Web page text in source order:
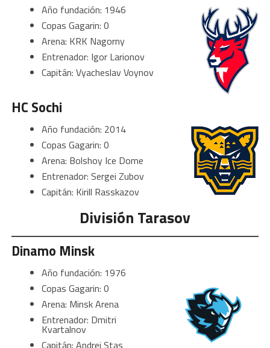
Año fundación: 1946
Copas Gagarin: 0
Arena: KRK Nagorny
Entrenador: Igor Larionov
Capitán: Vyacheslav Voynov
HC Sochi
Año fundación: 2014
Copas Gagarin: 0
Arena: Bolshoy Ice Dome
Entrenador: Sergei Zubov
Capitán: Kirill Rasskazov
División Tarasov
Dinamo Minsk
Año fundación: 1976
Copas Gagarin: 0
Arena: Minsk Arena
Entrenador: Dmitri
Kvartalnov